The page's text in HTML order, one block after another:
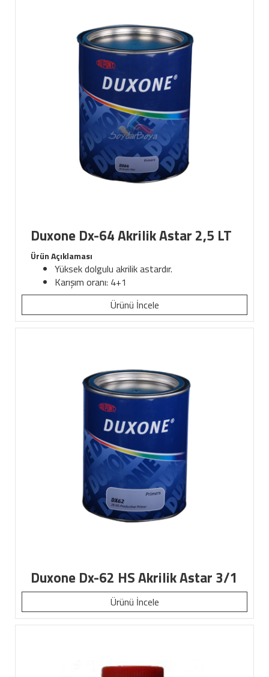
Duxone Dx-64 Akrilik Astar 2,5 LT
Ürün Açıklaması
Yüksek dolgulu akrilik astardır.
Karışım oranı: 4+1
Ürünü İncele
Duxone Dx-62 HS Akrilik Astar 3/1
Ürünü İncele